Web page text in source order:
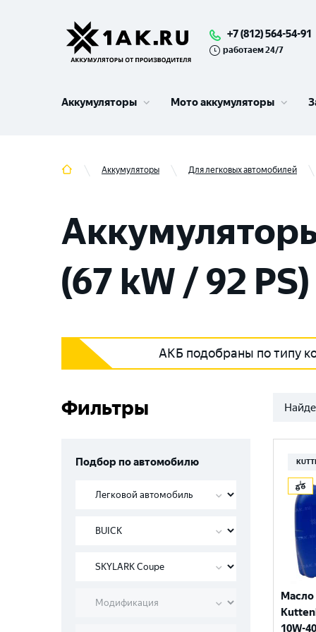
+7 (812) 564-54-91
работаем 24/7
Аккумуляторы Мото аккумуляторы
Аккумуляторы Для легковых автомобилей
(67 kW / 92 PS)
АКБ подобраны по типу
Фильтры
Подбор по автомобилю
10W-